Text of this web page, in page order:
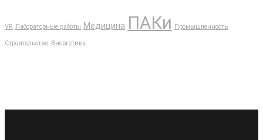
VR Лабораторные работы Медицина ПАКи Промышленность
Строительство Энергетика